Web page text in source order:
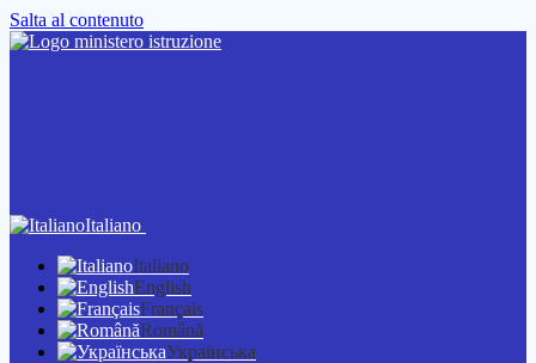
Salta al contenuto
Italiano
Italiano
English
Français
Română
Українська